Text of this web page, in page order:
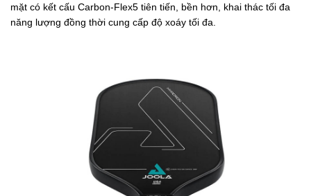
mặt có kết cấu Carbon-Flex5 tiên tiến, bền hơn, khai thác tối đa
năng lượng đồng thời cung cấp độ xoáy tối đa.